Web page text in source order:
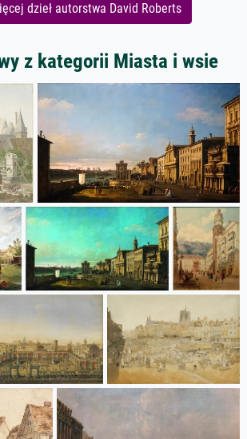
dzieł autorstwa David Roberts
z kategorii Miasta i wsie